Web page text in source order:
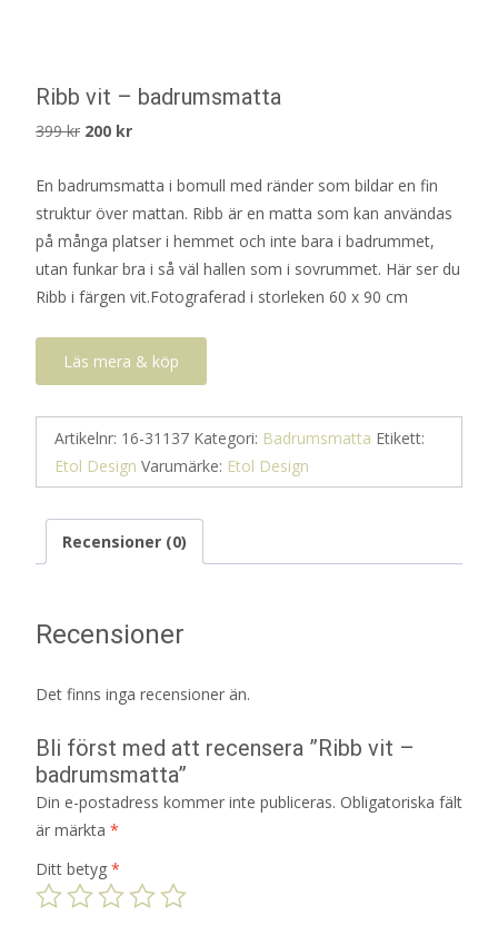
Ribb vit – badrumsmatta
399kr Det
priset
var:
399 kr.
200 krDet
priset
är:
200 kr.
En badrumsmatta i bomull med ränder som bildar en fin
struktur över mattan. Ribb är en matta som kan användas
på många platser i hemmet och inte bara i badrummet,
utan funkar bra i så väl hallen som i sovrummet. Här ser du
Ribb i färgen vit.Fotograferad i storleken 60 x 90 cm
Läs mera & köp
Artikelnr: 16-31137 Kategori: Badrumsmatta Etikett:
Etol Design Varumärke: Etol Design
Recensioner (0)
Recensioner
Det finns inga recensioner än.
Bli först med att recensera ”Ribb vit –
badrumsmatta”
Din e-postadress kommer inte publiceras. Obligatoriska fält
är märkta *
Ditt betyg *